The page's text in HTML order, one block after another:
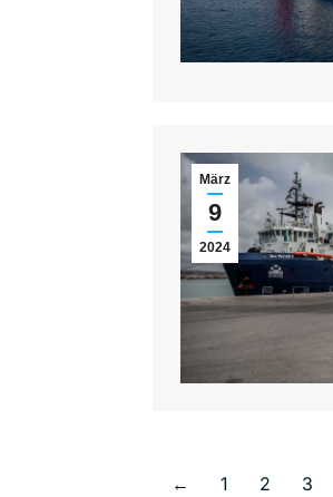
März
9
2024
← 1 2 3